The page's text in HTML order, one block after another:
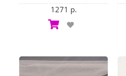
1271 р.